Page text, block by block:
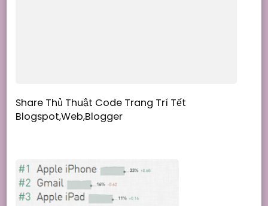
Share Thủ Thuật Code Trang Trí Tết
Blogspot,Web,Blogger